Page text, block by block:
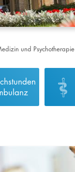
und Psychotherapie